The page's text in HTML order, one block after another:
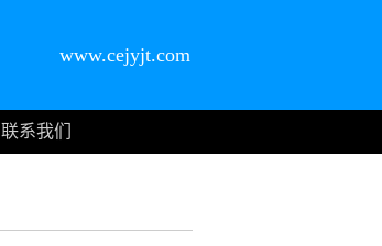
www.cejyjt.com
联系我们